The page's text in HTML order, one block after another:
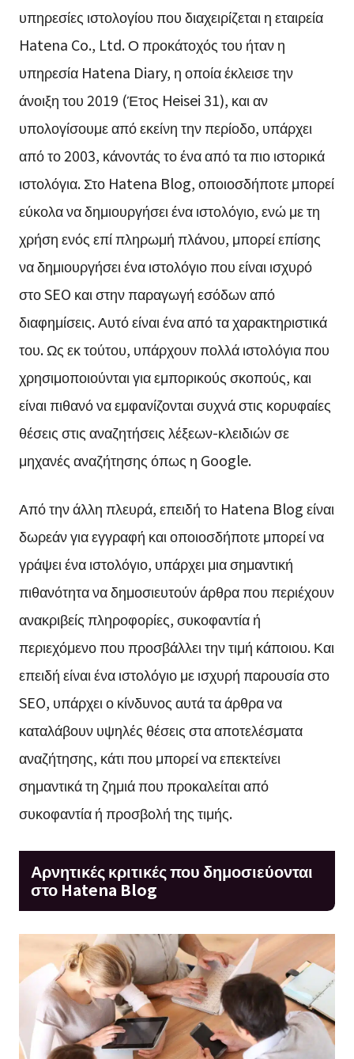
υπηρεσίες ιστολογίου που διαχειρίζεται η εταιρεία
Hatena Co., Ltd. Ο προκάτοχός του ήταν η
υπηρεσία Hatena Diary, η οποία έκλεισε την
άνοιξη του 2019 (Έτος Heisei 31), και αν
υπολογίσουμε από εκείνη την περίοδο, υπάρχει
από το 2003, κάνοντάς το ένα από τα πιο ιστορικά
ιστολόγια. Στο Hatena Blog, οποιοσδήποτε μπορεί
εύκολα να δημιουργήσει ένα ιστολόγιο, ενώ με τη
χρήση ενός επί πληρωμή πλάνου, μπορεί επίσης
να δημιουργήσει ένα ιστολόγιο που είναι ισχυρό
στο SEO και στην παραγωγή εσόδων από
διαφημίσεις. Αυτό είναι ένα από τα χαρακτηριστικά
του. Ως εκ τούτου, υπάρχουν πολλά ιστολόγια που
χρησιμοποιούνται για εμπορικούς σκοπούς, και
είναι πιθανό να εμφανίζονται συχνά στις κορυφαίες
θέσεις στις αναζητήσεις λέξεων-κλειδιών σε
μηχανές αναζήτησης όπως η Google.
Από την άλλη πλευρά, επειδή το Hatena Blog είναι
δωρεάν για εγγραφή και οποιοσδήποτε μπορεί να
γράψει ένα ιστολόγιο, υπάρχει μια σημαντική
πιθανότητα να δημοσιευτούν άρθρα που περιέχουν
ανακριβείς πληροφορίες, συκοφαντία ή
περιεχόμενο που προσβάλλει την τιμή κάποιου. Και
επειδή είναι ένα ιστολόγιο με ισχυρή παρουσία στο
SEO, υπάρχει ο κίνδυνος αυτά τα άρθρα να
καταλάβουν υψηλές θέσεις στα αποτελέσματα
αναζήτησης, κάτι που μπορεί να επεκτείνει
σημαντικά τη ζημιά που προκαλείται από
συκοφαντία ή προσβολή της τιμής.
Αρνητικές κριτικές που δημοσιεύονται
στο Hatena Blog